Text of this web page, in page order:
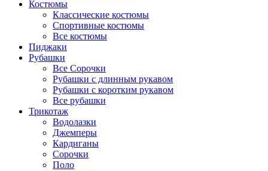
Костюмы
Классические костюмы
Спортивные костюмы
Все костюмы
Пиджаки
Рубашки
Все Сорочки
Рубашки с длинным рукавом
Рубашки с коротким рукавом
Все рубашки
Трикотаж
Водолазки
Джемперы
Кардиганы
Сорочки
Поло